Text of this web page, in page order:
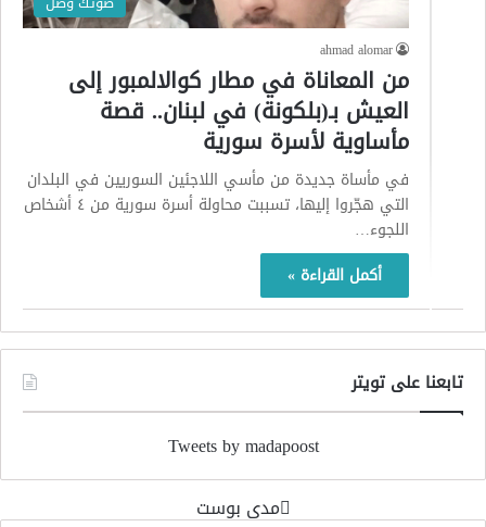
ahmad alomar
من المعاناة في مطار كوالالمبور إلى
العيش بـ(بلكونة) في لبنان.. قصة
مأساوية لأسرة سورية
في مأساة جديدة من مأسي اللاجئين السوريين في البلدان
التي هجّروا إليها، تسببت محاولة أسرة سورية من ٤ أشخاص
اللجوء…
أكمل القراءة »
تابعنا على تويتر
Tweets by madapoost
‏مدى بوست‏